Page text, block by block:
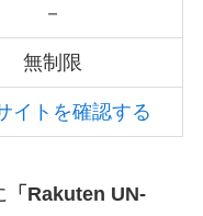
－
無制限
イトを確認する
「Rakuten UN-